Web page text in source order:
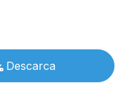
Descarca